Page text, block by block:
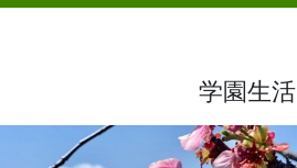
学園生活